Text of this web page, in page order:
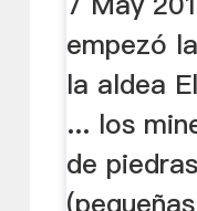
empezó
la aldea
... los
de